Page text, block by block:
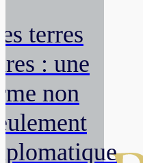
terres
: une
non